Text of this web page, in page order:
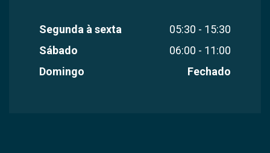
Segunda à sexta
05:30 - 15:30
Sábado
06:00 - 11:00
Domingo
Fechado